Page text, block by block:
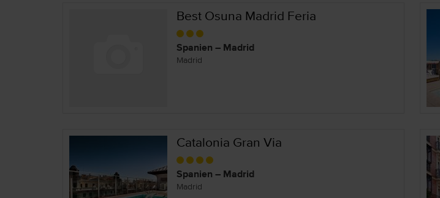
Best Osuna Madrid Feria
Spanien – Madrid
Madrid
Catalonia Gran Via
Spanien – Madrid
Madrid